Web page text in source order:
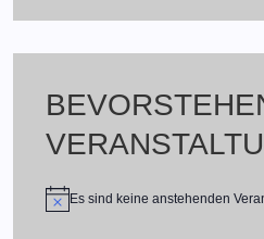
Es sind keine anstehenden